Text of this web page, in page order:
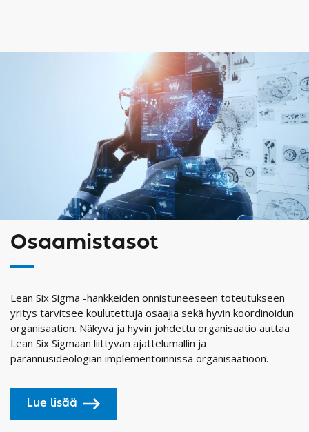
Osaamistasot
Lean Six Sigma -hankkeiden onnistuneeseen toteutukseen
yritys tarvitsee koulutettuja osaajia sekä hyvin koordinoidun
organisaation. Näkyvä ja hyvin johdettu organisaatio auttaa
Lean Six Sigmaan liittyvän ajattelumallin ja
parannusideologian implementoinnissa organisaatioon.
Lue lisää